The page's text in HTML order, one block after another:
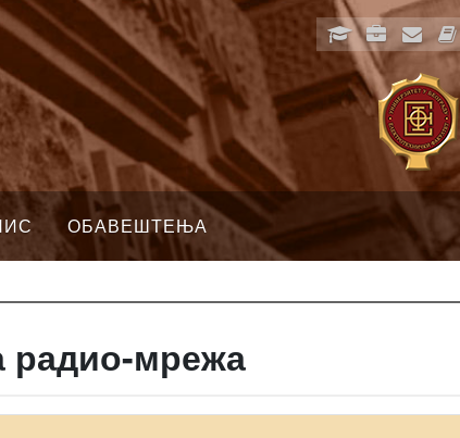
ОБАВЕШТЕЊА
мрежа